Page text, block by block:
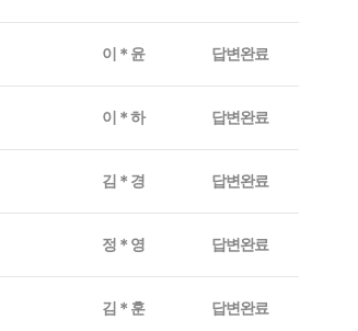
이＊윤 답변완료
이＊하 답변완료
김＊경 답변완료
정＊영 답변완료
김＊훈 답변완료